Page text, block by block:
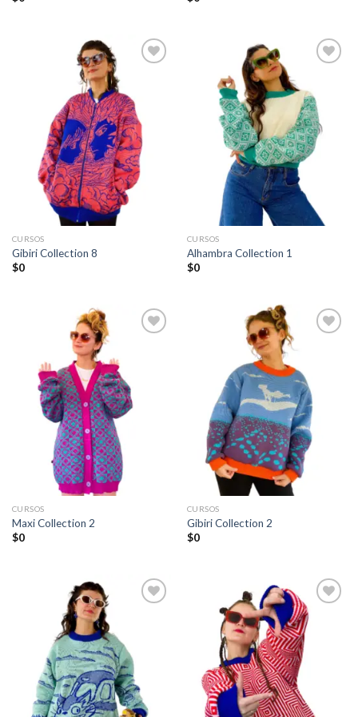
Añadir
lista de
deseos
CURSOS
Gibiri Collection 8
$0
Añadir
a la
lista de
deseos
CURSOS
Alhambra Collection 1
$0
deseos
CURSOS
Maxi Collection 2
$0
lista de
deseos
CURSOS
Gibiri Collection 2
$0
lista de
deseos